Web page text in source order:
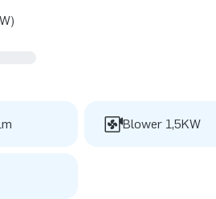
Blower 1,5KW